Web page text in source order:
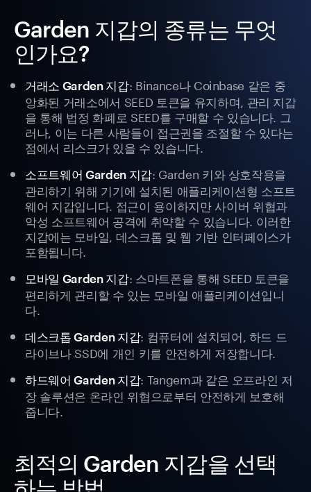
Garden 지갑의 종류는 무엇
인가요?
거래소 Garden 지갑: Binance나 Coinbase 같은 중
앙화된 거래소에서 SEED 토큰을 유지하며, 관리 지갑
을 통해 법정 화폐로 SEED를 구매할 수 있습니다. 그
러나, 이는 다른 사람들이 접근권을 조절할 수 있다는
점에서 리스크가 있을 수 있습니다.
소프트웨어 Garden 지갑: Garden 키와 상호작용을
관리하기 위해 기기에 설치된 애플리케이션형 소프트
웨어 지갑입니다. 접근이 용이하지만 사이버 위협과
악성 소프트웨어 공격에 취약할 수 있습니다. 이러한
지갑에는 모바일, 데스크톱 및 웹 기반 인터페이스가
포함됩니다.
모바일 Garden 지갑: 스마트폰을 통해 SEED 토큰을
편리하게 관리할 수 있는 모바일 애플리케이션입니
다.
데스크톱 Garden 지갑: 컴퓨터에 설치되어, 하드 드
라이브나 SSD에 개인 키를 안전하게 저장합니다.
하드웨어 Garden 지갑: Tangem과 같은 오프라인 저
장 솔루션은 온라인 위협으로부터 안전하게 보호해
줍니다.
최적의 Garden 지갑을 선택